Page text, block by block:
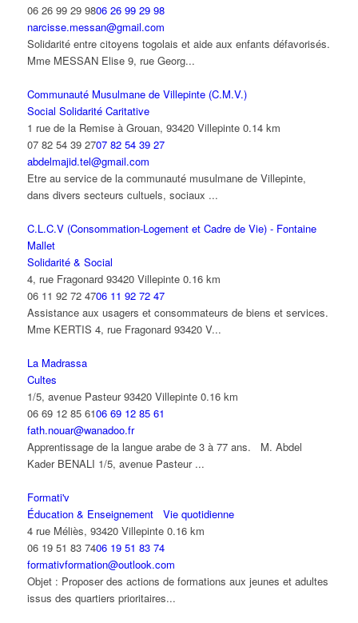
06 26 99 29 9806 26 99 29 98
narcisse.messan@gmail.com
Solidarité entre citoyens togolais et aide aux enfants défavorisés.
Mme MESSAN Elise 9, rue Georg...
Communauté Musulmane de Villepinte (C.M.V.)
Social Solidarité Caritative
1 rue de la Remise à Grouan, 93420 Villepinte 0.14 km
07 82 54 39 2707 82 54 39 27
abdelmajid.tel@gmail.com
Etre au service de la communauté musulmane de Villepinte,
dans divers secteurs cultuels, sociaux ...
C.L.C.V (Consommation-Logement et Cadre de Vie) - Fontaine
Mallet
Solidarité & Social
4, rue Fragonard 93420 Villepinte 0.16 km
06 11 92 72 4706 11 92 72 47
Assistance aux usagers et consommateurs de biens et services.
Mme KERTIS 4, rue Fragonard 93420 V...
La Madrassa
Cultes
1/5, avenue Pasteur 93420 Villepinte 0.16 km
06 69 12 85 6106 69 12 85 61
fath.nouar@wanadoo.fr
Apprentissage de la langue arabe de 3 à 77 ans. M. Abdel
Kader BENALI 1/5, avenue Pasteur ...
Formati'v
Éducation & Enseignement
Vie quotidienne
4 rue Méliès, 93420 Villepinte 0.16 km
06 19 51 83 7406 19 51 83 74
formativformation@outlook.com
Objet : Proposer des actions de formations aux jeunes et adultes
issus des quartiers prioritaires...